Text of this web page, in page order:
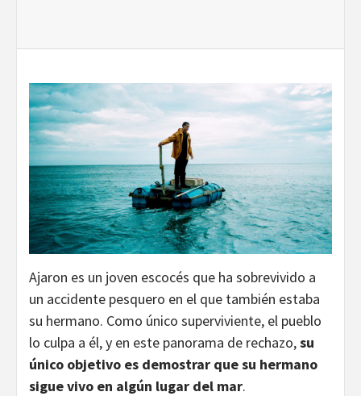
Ajaron es un joven escocés que ha sobrevivido a
un accidente pesquero en el que también estaba
su hermano. Como único superviviente, el pueblo
lo culpa a él, y en este panorama de rechazo,su
único objetivo es demostrar que su hermano
sigue vivo en algún lugar del mar.